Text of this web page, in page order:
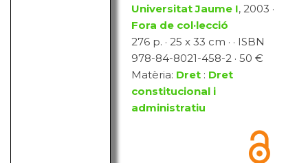
Universitat Jaume I, 2003 ·
Fora de col·lecció
276 p. · 25 x 33 cm · · ISBN
978-84-8021-458-2 · 50 €
Matèria: Dret : Dret
constitucional i
administratiu